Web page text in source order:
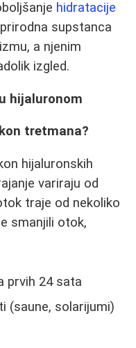
hidratacije
supstanca
a njenim
izgled.
hijaluronom
tretmana?
hijaluronskih
variraju od
traje od nekoliko
smanjili otok,
prvih 24 sata
(saune, solarijumi)